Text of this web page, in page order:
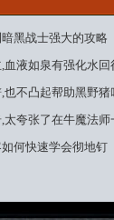
黑战士强大的攻略
血液如泉有强化水回
也不凸起帮助黑野猪
太夸张了在牛魔法师
何快速学会彻地钉